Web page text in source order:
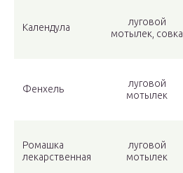
Календула
луговой
мотылек, совка
Фенхель
луговой
мотылек
Ромашка
лекарственная
луговой
мотылек